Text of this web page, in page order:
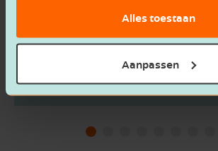
Alles toestaan
Aanpassen
Zo haal je het maximale uit de
werkkostenregeling